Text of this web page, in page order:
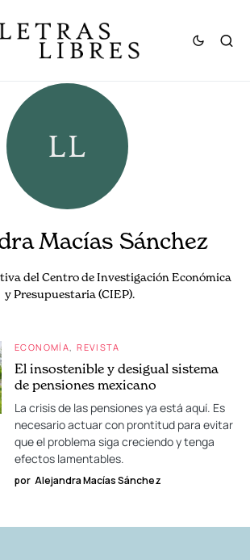
Macías Sánchez
del Centro de Investigación Económica
y Presupuestaria (CIEP).
ECONOMÍA REVISTA
El insostenible y desigual sistema
de pensiones mexicano
La crisis de las pensiones ya está aquí. Es
necesario actuar con prontitud para evitar
que el problema siga creciendo y tenga
efectos lamentables.
por Alejandra Macías Sánchez